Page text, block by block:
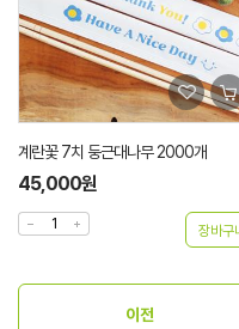
계란꽃 7치 둥근대나무 2000개
45,000원